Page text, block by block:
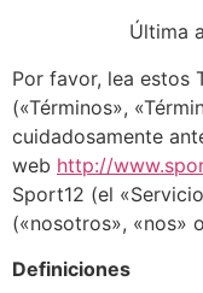
Última
Por favor, lea estos
(«Términos»,
cuidadosamente
web http://
Sport12 (el
(«nosotros», «nos»
Definiciones